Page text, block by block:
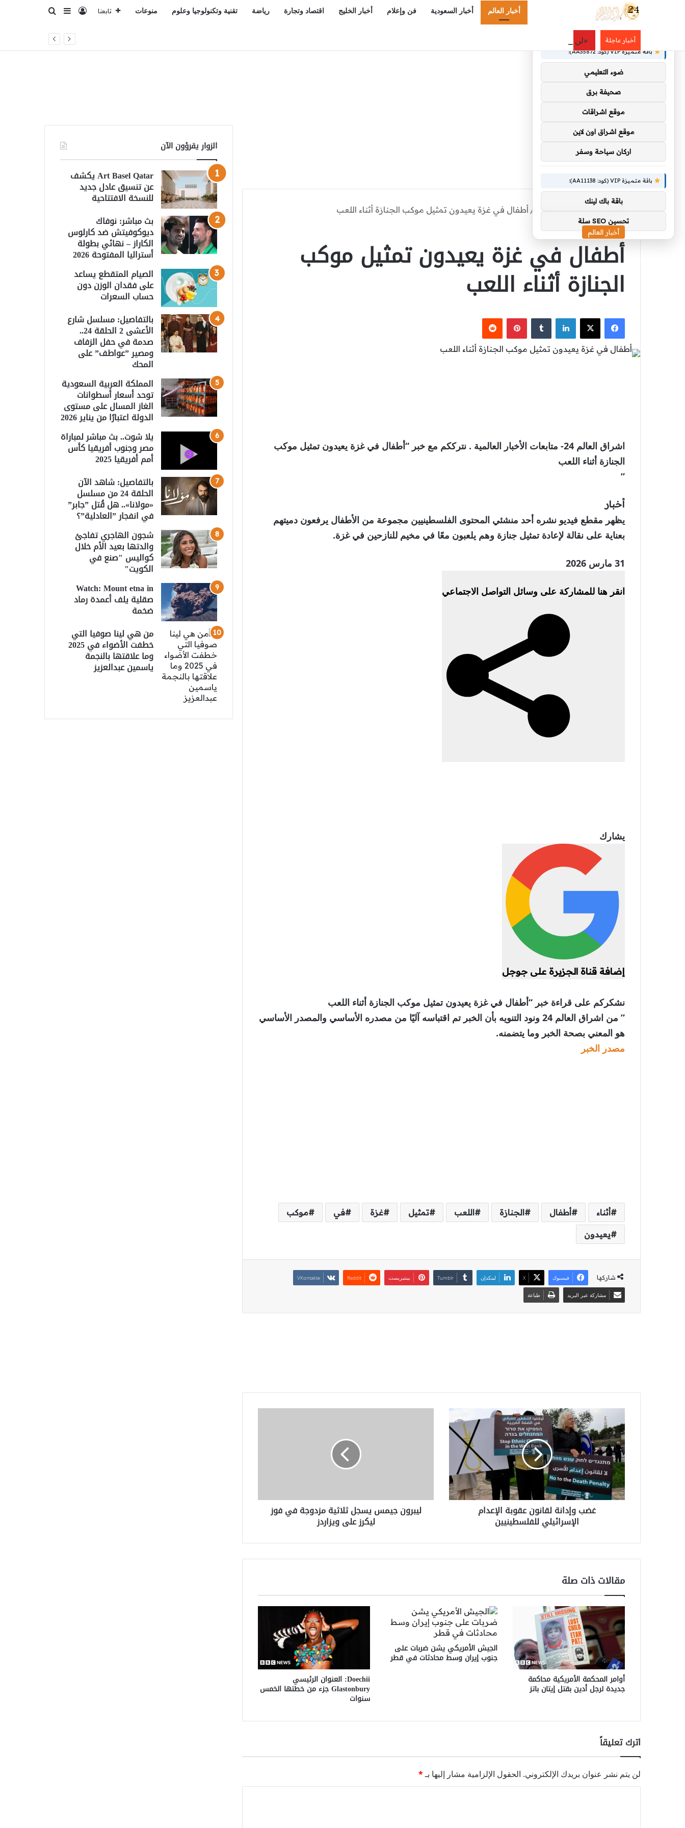
أخبار العالم أخبار السعودية فن وإعلام أخبار الخليج اقتصاد وتجارة رياضة تقنية وتكنولوجيا وعلوم منوعات تابعنا تسجيل الدخول
إضافة عمود
بحث عن
أخبار عاجلة «لن نتوانى عن أي إجراء».. مصدر سعودي مسؤول: تقارير استخباراتية عن تنسيق مليشياوي بإشراف الحرس الثوري للاعتداء على المملكة
أخبار العالم / أطفال في غزة يعيدون تمثيل موكب الجنازة أثناء اللعب
أخبار العالم
أطفال في غزة يعيدون تمثيل موكب
الجنازة أثناء اللعب
فيسبوك
‫X لينكدإن بينتيريست
اشراق العالم 24- متابعات الأخبار العالمية . نترككم مع خبر “أطفال في غزة يعيدون تمثيل موكب
الجنازة أثناء اللعب
”
أخبار
يظهر مقطع فيديو نشره أحد منشئي المحتوى الفلسطينيين مجموعة من الأطفال يرفعون دميتهم
بعناية على نقالة لإعادة تمثيل جنازة وهم يلعبون معًا في مخيم للنازحين في غزة.
تم
بتاريخ
31 مارس 2026
انقر هنا للمشاركة على وسائل التواصل الاجتماعي
يشارك
إضافة قناة الجزيرة على جوجل
نشكركم على قراءة خبر “أطفال في غزة يعيدون تمثيل موكب الجنازة أثناء اللعب
” من اشراق العالم 24 ونود التنويه بأن الخبر تم اقتباسه آليًا من مصدره الأساسي والمصدر الأساسي
هو المعني بصحة الخبر وما يتضمنه.
مصدر الخبر
أثناء أطفال الجنازة اللعب تمثيل غزة في موكب
يعيدون
شاركها فيسبوك ‫X لينكدإن بينتيريست
مشاركة عبر البريد طباعة
وإدانة
لقانون
عقوبة
الإعدام
الإسرائيلي
للفلسطينيين
غضب وإدانة لقانون عقوبة الإعدام
الإسرائيلي للفلسطينيين
على
ويزاردز
ليبرون جيمس يسجل ثلاثية مزدوجة في فوز
ليكرز على ويزاردز
مقالات ذات صلة
أوامر المحكمة الأمريكية محاكمة
جديدة لرجل أدين بقتل إيتان باتز
الجيش الأمريكي يشن ضربات على
جنوب إيران وسط محادثات في قطر
Doechii: العنوان الرئيسي
Glastonbury جزء من خطتها الخمس
سنوات
اترك تعليقاً
لن يتم نشر عنوان بريدك الإلكتروني. الحقول الإلزامية مشار إليها بـ*
الزوار يقرؤون الآن
Art Basel Qatar يكشف
عن تنسيق عادل جديد
للنسخة الافتتاحية
بث مباشر: نوفاك
ديوكوفيتش ضد كارلوس
الكاراز – نهائي بطولة
أستراليا المفتوحة 2026
الصيام المتقطع يساعد
على فقدان الوزن دون
حساب السعرات
بالتفاصيل: مسلسل شارع
الأعشى 2 الحلقة 24..
صدمة في حفل الزفاف
ومصير ”عواطف” على
المحك
المملكة العربية السعودية
توحد أسعار أسطوانات
الغاز المسال على مستوى
الدولة اعتبارًا من يناير 2026
يلا شوت.. بث مباشر لمباراة
مصر وجنوب أفريقيا كأس
أمم أفريقيا 2025
بالتفاصيل: شاهد الآن
الحلقة 24 من مسلسل
«مولانا».. هل قُتل ”جابر”
في انفجار ”العادلية”؟
شجون الهاجري تفاجئ
والدتها بعيد الأم خلال
كواليس "صنع في
الكويت"
Watch: Mount etna in
صقلية يلف أعمدة رماد
ضخمة
من هي لينا صوفيا التي
خطفت الأضواء في 2025
وما علاقتها بالنجمة
ياسمين عبدالعزيز
باقة متميزة VIP (كود: AA35872):
ضوء التعليمي
صحيفة برق
موقع اشراقات
موقع اشراق اون لاين
اركان سياحة وسفر
باقة متميزة VIP (كود: AA11138):
باقة باك لينك
تحسين SEO سلة